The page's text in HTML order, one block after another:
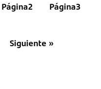
Página2 Página3
Siguiente »